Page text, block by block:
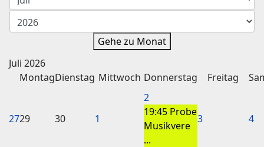
Gehe zu Monat
Juli 2026
MontagDienstag Mittwoch Donnerstag Freitag
2729 30 1
2
19:45 Probe
Musikvere
...
3 4